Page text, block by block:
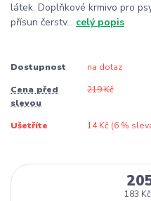
látek. Doplňkové krmivo pro
přísun čerstv... celý popis
Dostupnost na dotaz
Cena před
slevou
219 Kč
Ušetříte 14 Kč (6%
183 Kč